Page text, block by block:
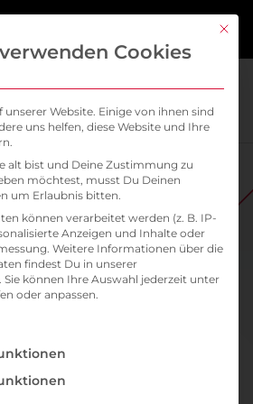
THE SYSELEVEN CREW
Mit
Cookies
Website. Einige von ihnen sind
uns helfen, diese Website und Ihre
alt bist und Deine Zustimmung zu
möchtest, musst Du Deinen
um Erlaubnis bitten.
können verarbeitet werden (z. B. IP-
Anzeigen und Inhalte oder
Weitere Informationen über die
findest Du in unserer
. Sie können Ihre Auswahl jederzeit unter
oder anpassen.
der Service-Gruppen, für die